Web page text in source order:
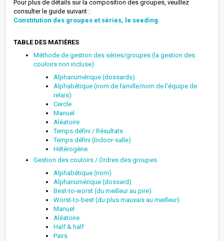
Pour plus de détails sur la composition des groupes, veuillez
consulter le guide suivant :
Constitution des groupes et séries, le seeding.
TABLE DES MATIÈRES
Méthode de gestion des séries/groupes (la gestion des
couloirs non incluse)
Alphanumérique (dossards)
Alphabétique (nom de famille/nom de l'équipe de
relais)
Cercle
Manuel
Aléatoire
Temps défini / Résultats
Temps défini (Indoor-salle)
Hétérogène
Gestion des couloirs / Ordres des groupes
Alphabétique (nom)
Alphanumérique (dossard)
Best-to-worst (du meilleur au pire)
Worst-to-best (du plus mauvais au meilleur)
Manuel
Aléatoire
Half & half
Pairs